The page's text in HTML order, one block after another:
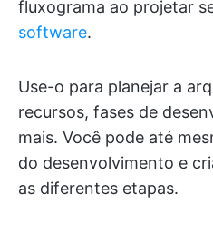
fluxograma ao projetar
software.
Use-o para planejar a
recursos, fases de
mais. Você pode até
do desenvolvimento e
as diferentes etapas.